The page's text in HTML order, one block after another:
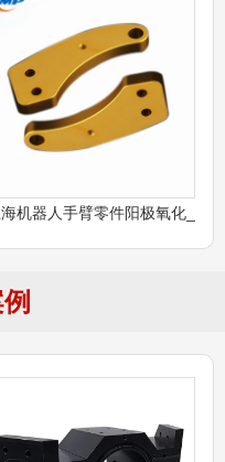
海机器人手臂零件阳极氧化_